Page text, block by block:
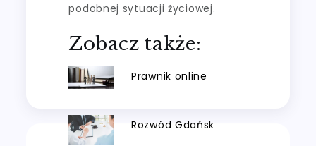
podobnej sytuacji życiowej.
Zobacz także:
Prawnik online
Rozwód Gdańsk